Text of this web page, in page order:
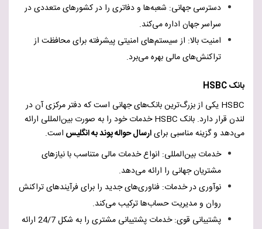
دسترسی جهانی: شعبه‌ها و دفاتری را در کشورهای متعددی در
سراسر جهان اداره می‌کند.
امنیت بالا: از سیستم‌های امنیتی پیشرفته برای محافظت از
تراکنش‌های مالی بهره می‌برد.
بانکHSBC
HSBC یکی از بزرگ‌ترین بانک‌های جهانی است که دفتر مرکزی آن در
لندن قرار دارد. بانک HSBCخدمات خود را به صورت بین‌المللی ارائه
می‌دهد و گزینه مناسبی برایارسال حواله پوند به انگلیس است.
خدمات بین‌المللی: انواع خدمات مالی متناسب با نیازهای
مشتریان جهانی را ارائه می‌دهد.
نوآوری در خدمات: فناوری‌های جدید را برای فرآیندهای تراکنش
روان و مدیریت حساب‌ها ترکیب می‌کند.
پشتیبانی قوی: خدمات پشتیبانی مشتری را به شکل 24/7 ارائه